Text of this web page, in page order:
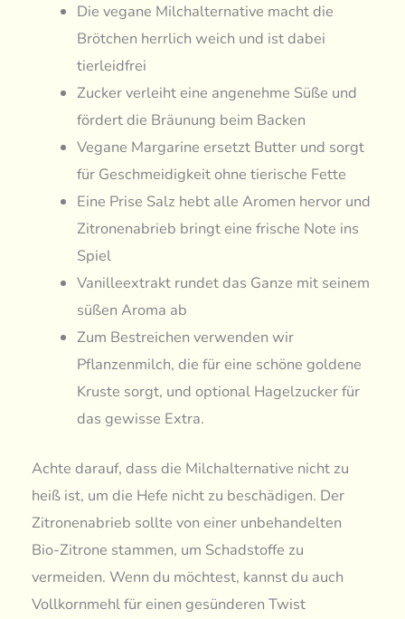
Die vegane Milchalternative macht die
Brötchen herrlich weich und ist dabei
tierleidfrei
Zucker verleiht eine angenehme Süße und
fördert die Bräunung beim Backen
Vegane Margarine ersetzt Butter und sorgt
für Geschmeidigkeit ohne tierische Fette
Eine Prise Salz hebt alle Aromen hervor und
Zitronenabrieb bringt eine frische Note ins
Spiel
Vanilleextrakt rundet das Ganze mit seinem
süßen Aroma ab
Zum Bestreichen verwenden wir
Pflanzenmilch, die für eine schöne goldene
Kruste sorgt, und optional Hagelzucker für
das gewisse Extra.
Achte darauf, dass die Milchalternative nicht zu
heiß ist, um die Hefe nicht zu beschädigen. Der
Zitronenabrieb sollte von einer unbehandelten
Bio-Zitrone stammen, um Schadstoffe zu
vermeiden. Wenn du möchtest, kannst du auch
Vollkornmehl für einen gesünderen Twist